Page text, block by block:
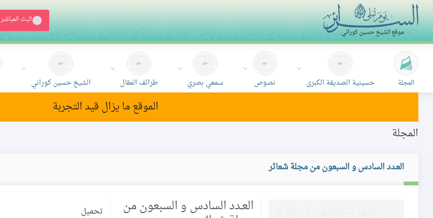
البث المباشر
المجلة حسينية الصديقة الكبرى نصوص سمعي بصري طرائف المقال الشيخ حسين كوراني
الموقع ما يزال قيد التجربة
المجلة
العـدد السادس و السبعون من مجلة شعائر
العـدد السادس و السبعون من تحميل